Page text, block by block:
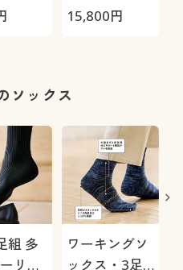
®」
極-
15,800円
ソックス
組 多
リブ
ワーキングソ
ックス・3足